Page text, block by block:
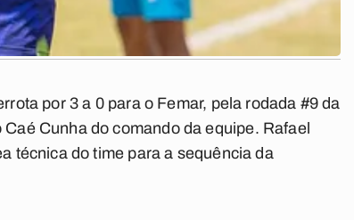
por 3 a 0 para o Femar, pela rodada #9 da
Cunha do comando da equipe. Rafael
técnica do time para a sequência da